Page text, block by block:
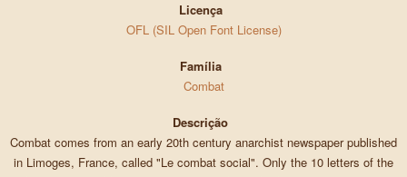
Licença
OFL (SIL Open Font License)
Família
Combat
Descrição
Combat comes from an early 20th century anarchist newspaper published
in Limoges, France, called "Le combat social". Only the 10 letters of the